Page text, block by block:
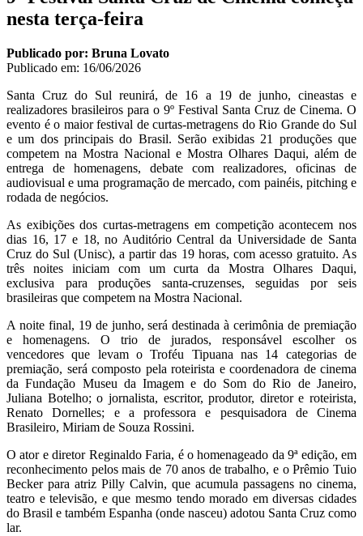
nesta terça-feira
Publicado por: Bruna Lovato
Publicado em: 16/06/2026
Santa Cruz do Sul reunirá, de 16 a 19 de junho, cineastas e
realizadores brasileiros para o 9º Festival Santa Cruz de Cinema. O
evento é o maior festival de curtas-metragens do Rio Grande do Sul
e um dos principais do Brasil. Serão exibidas 21 produções que
competem na Mostra Nacional e Mostra Olhares Daqui, além de
entrega de homenagens, debate com realizadores, oficinas de
audiovisual e uma programação de mercado, com painéis, pitching e
rodada de negócios.
As exibições dos curtas-metragens em competição acontecem nos
dias 16, 17 e 18, no Auditório Central da Universidade de Santa
Cruz do Sul (Unisc), a partir das 19 horas, com acesso gratuito. As
três noites iniciam com um curta da Mostra Olhares Daqui,
exclusiva para produções santa-cruzenses, seguidas por seis
brasileiras que competem na Mostra Nacional.
A noite final, 19 de junho, será destinada à cerimônia de premiação
e homenagens. O trio de jurados, responsável escolher os
vencedores que levam o Troféu Tipuana nas 14 categorias de
premiação, será composto pela roteirista e coordenadora de cinema
da Fundação Museu da Imagem e do Som do Rio de Janeiro,
Juliana Botelho; o jornalista, escritor, produtor, diretor e roteirista,
Renato Dornelles; e a professora e pesquisadora de Cinema
Brasileiro, Miriam de Souza Rossini.
O ator e diretor Reginaldo Faria, é o homenageado da 9ª edição, em
reconhecimento pelos mais de 70 anos de trabalho, e o Prêmio Tuio
Becker para atriz Pilly Calvin, que acumula passagens no cinema,
teatro e televisão, e que mesmo tendo morado em diversas cidades
do Brasil e também Espanha (onde nasceu) adotou Santa Cruz como
lar.